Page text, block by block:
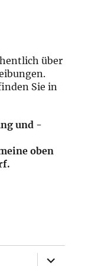
über
Sie in
und -
oben